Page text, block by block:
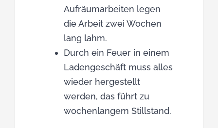
Aufräumarbeiten legen
die Arbeit zwei Wochen
lang lahm.
Durch ein Feuer in einem
Ladengeschäft muss alles
wieder hergestellt
werden, das führt zu
wochenlangem Stillstand.